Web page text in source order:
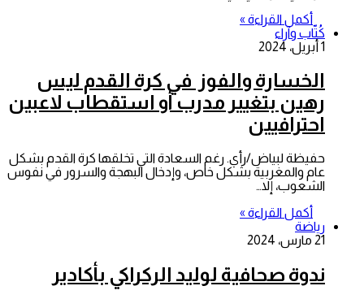
أكمل القراءة »
كُتّاب وآراء
1 أبريل، 2024
الخسارة والفوز في كرة القدم ليس
رهين بتغيير مدرب أو استقطاب لاعبين
احترافيين
حفيظة لبياض/رأي. رغم السعادة التي تخلقها كرة القدم بشكل
عام والمغربية بشكل خاص، وإدخال البهجة والسرور في نفوس
الشعوب، إلا…
أكمل القراءة »
رياضة
21 مارس، 2024
ندوة صحافية لوليد الركراكي بأكادير